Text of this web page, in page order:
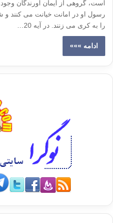
است، گروهی از ایمان آورندگان وجود
رسول او در امانت خیانت می کنند و
را به کری می زنند. در آیه 20…
ادامه »»»